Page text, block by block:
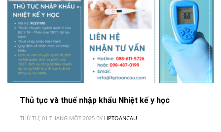
Thủ tục và thuế nhập khẩu Nhiệt kế y học
THỨ TƯ, 01 THÁNG MỘT 2025 BY HPTOANCAU